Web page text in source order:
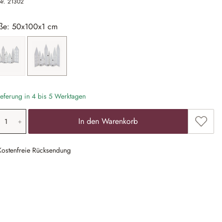
50x100x1 cm
30x85x1 cm 50x100x1 cm
in 4 bis 5 Werktagen
Anzahl: Gib den gewünschten Wert
In den Warenkorb Zum
Rücksendung